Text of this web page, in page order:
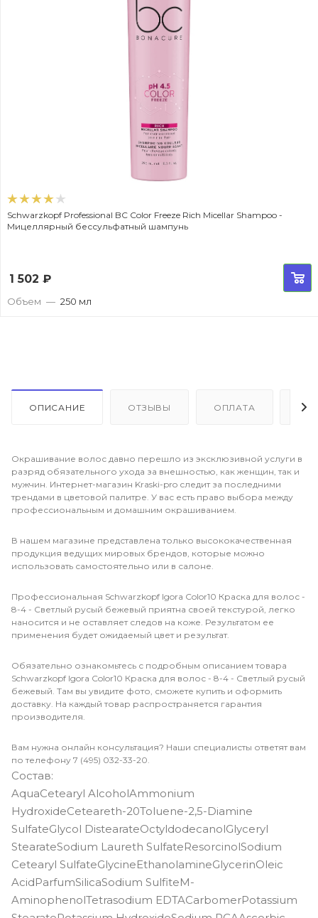
Schwarzkopf Professional BC Color Freeze Rich Micellar Shampoo -
Мицеллярный бессульфатный шампунь
1 502 ₽
Объем — 250 мл
ОПИСАНИЕ ОТЗЫВЫ ОПЛАТА
Окрашивание волос давно перешло из эксклюзивной услуги в
разряд обязательного ухода за внешностью, как женщин, так и
мужчин. Интернет-магазин Kraski-pro следит за последними
трендами в цветовой палитре. У вас есть право выбора между
профессиональным и домашним окрашиванием.
В нашем магазине представлена только высококачественная
продукция ведущих мировых брендов, которые можно
использовать самостоятельно или в салоне.
Профессиональная Schwarzkopf Igora Color10 Краска для волос -
8-4 - Светлый русый бежевый приятна своей текстурой, легко
наносится и не оставляет следов на коже. Результатом ее
применения будет ожидаемый цвет и результат.
Обязательно ознакомьтесь с подробным описанием товара
Schwarzkopf Igora Color10 Краска для волос - 8-4 - Светлый русый
бежевый. Там вы увидите фото, сможете купить и оформить
доставку. На каждый товар распространяется гарантия
производителя.
Вам нужна онлайн консультация? Наши специалисты ответят вам
по телефону 7 (495) 032-33-20.
Состав:
AquaCetearyl AlcoholAmmonium
HydroxideCeteareth-20Toluene-2,5-Diamine
SulfateGlycol DistearateOctyldodecanolGlyceryl
StearateSodium Laureth SulfateResorcinolSodium
Cetearyl SulfateGlycineEthanolamineGlycerinOleic
AcidParfumSilicaSodium SulfiteM-
AminophenolTetrasodium EDTACarbomerPotassium